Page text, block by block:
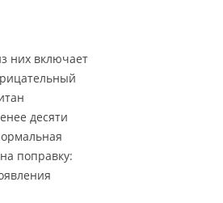
них включает
десяти
поправку: